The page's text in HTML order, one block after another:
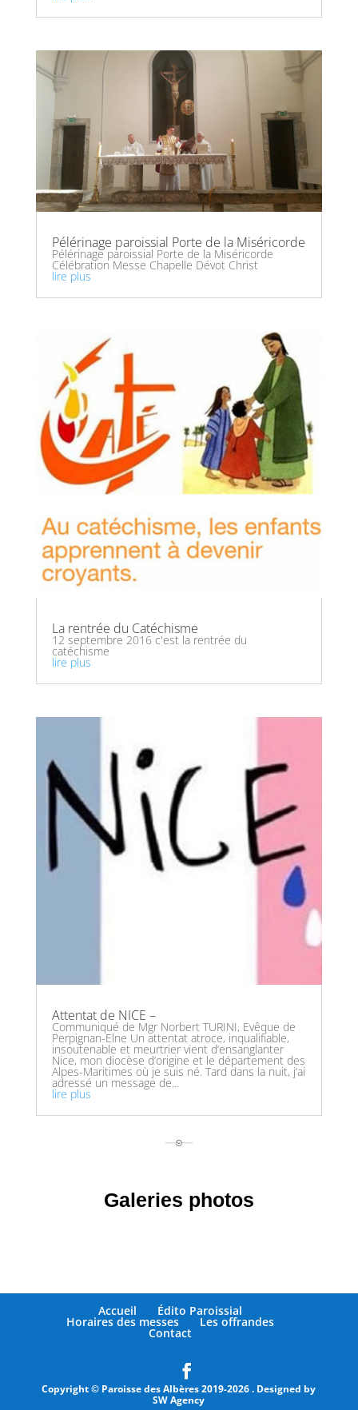
Pélérinage paroissial Porte de la Miséricorde
Pélérinage paroissial Porte de la Miséricorde
Célébration Messe Chapelle Dévot Christ
lire plus
La rentrée du Catéchisme
12 septembre 2016 c'est la rentrée du
catéchisme
lire plus
Attentat de NICE –
Communiqué de Mgr Norbert TURINI, Evêque de
Perpignan-Elne Un attentat atroce, inqualifiable,
insoutenable et meurtrier vient d’ensanglanter
Nice, mon diocèse d’origine et le département des
Alpes-Maritimes où je suis né. Tard dans la nuit, j’ai
adressé un message de...
lire plus
Galeries photos
Accueil Édito Paroissial
Horaires des messes Les offrandes
Contact
Copyright © Paroisse des Albères 2019-2026
. Designed by
SW Agency